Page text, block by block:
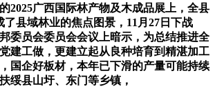
2025广西国际林产物及木成品展上，全县
了县域林业的焦点图景，11月27日下战
委员会委员会会议上暗示，为总结推进全
建工做，更建立起从良种培育到精湛加工
国企好板材，本年已下滑的产量可能持续
绥县山圩、东门等乡镇，